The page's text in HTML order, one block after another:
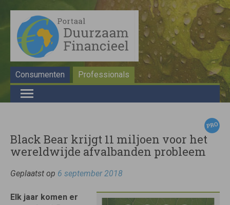
Consumenten Professionals
Black Bear krijgt 11 miljoen voor het
wereldwijde afvalbanden probleem
Geplaatst op 6 september 2018
Elk jaar komen er